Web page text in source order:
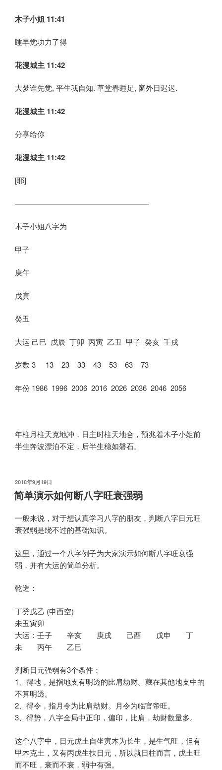
木子小姐 11:41
睡早觉功力了得
花漫城主 11:42
大梦谁先觉, 平生我自知. 草堂春睡足, 窗外日迟迟.
花漫城主 11:42
分享给你
花漫城主 11:42
[耶]
——————————————————
木子小姐八字为
甲子
庚午
戊寅
癸丑
大运 己巳 戊辰 丁卯 丙寅 乙丑 甲子 癸亥 壬戌
岁数 3 13 23 33 43 53 63 73
年份 1986 1996 2006 2016 2026 2036 2046 2056
年柱月柱天克地冲，日主时柱天地合，预兆着木子小姐前
半生奔波漂泊不定，后半生稳如磐石。
发
布
于
2018年9月19日
简单演示如何断八字旺衰强弱
一般来说，对于想认真学习八字的朋友，判断八字日元旺
衰强弱是绕不过的基础知识。
这里，通过一个八字例子为大家演示如何断八字旺衰强
弱，并有大运的简单分析。
乾造：
丁癸戊乙 (申酉空)
未丑寅卯
大运：壬子 辛亥 庚戌 己酉 戊申 丁
未 丙午 乙巳
判断日元强弱有3个条件：
1、得地，是指地支有明透的比肩劫财。藏在其他地支中的
不算明透。
2、得令，指月令为比肩劫财。月令为临官帝旺。
3、得势，八字全局中正印，偏印，比肩，劫财数量多。
这个八字中，日元戊土自坐寅木为长生，是生气旺，但有
甲木克土，又有丙戊生扶日元，所以就日柱而言，戊土旺
而不旺，衰而不衰，弱中有强。